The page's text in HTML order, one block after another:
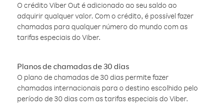
O crédito Viber Out é adicionado ao seu saldo ao
adquirir qualquer valor. Com o crédito, é possível fazer
chamadas para qualquer número do mundo com as
tarifas especiais do Viber.
Planos de chamadas de 30 dias
O plano de chamadas de 30 dias permite fazer
chamadas internacionais para o destino escolhido pelo
período de 30 dias com as tarifas especiais do Viber.